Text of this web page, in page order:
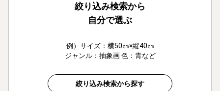
絞り込み検索から
自分で選ぶ
例）サイズ：横50㎝×縦40㎝
ジャンル：抽象画 色：青など
絞り込み検索から探す